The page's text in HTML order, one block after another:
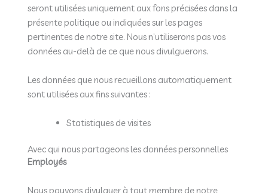
seront utilisées uniquement aux fons précisées dans la
présente politique ou indiquées sur les pages
pertinentes de notre site. Nous n’utiliserons pas vos
données au-delà de ce que nous divulguerons.
Les données que nous recueillons automatiquement
sont utilisées aux fins suivantes :
Statistiques de visites
Avec qui nous partageons les données personnelles
Employés
Nous pouvons divulguer à tout membre de notre